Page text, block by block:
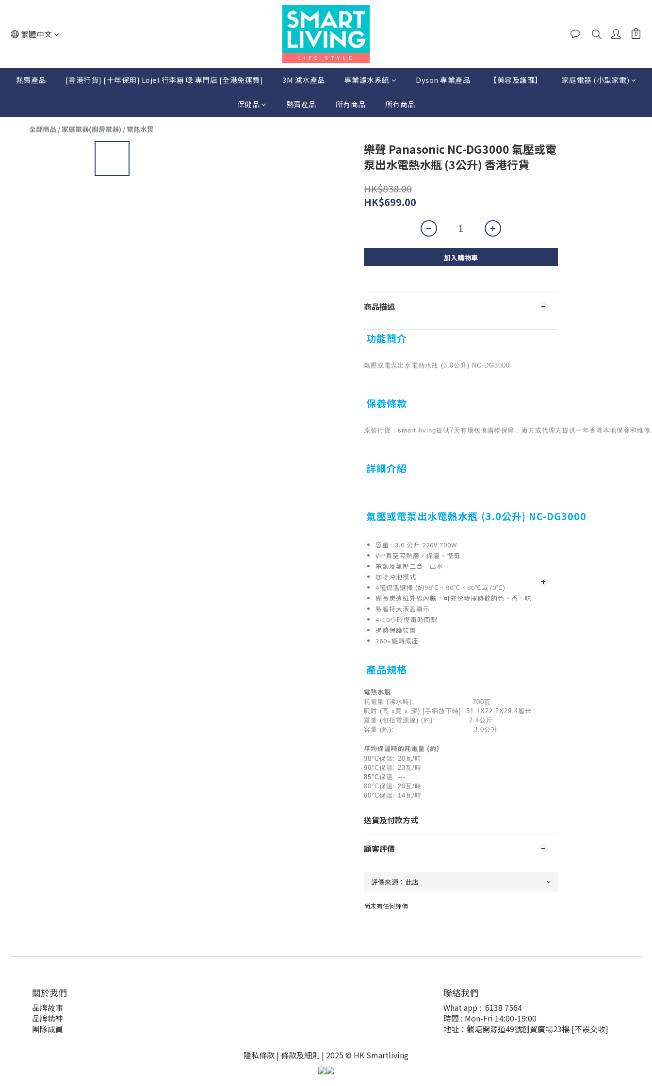
繁體中文
熱賣產品 [香港行貨] [十年保用] Lojel 行李箱 喼 專門店 [全港免運費] 3M 濾水產品 專業濾水系統 Dyson 專業產品 【美容及護理】 家庭電器 (小型家電)
保健品 熱賣產品 所有商品 所有商品
全部商品 / 家庭電器(廚房電器) / 電熱水煲
樂聲 Panasonic NC-DG3000 氣壓或電
泵出水電熱水瓶 (3公升) 香港行貨
HK$838.00
HK$699.00
加入購物車
商品描述
功能簡介
氣壓或電泵出水電熱水瓶 (3.0公升) NC-DG3000
保養條款
原裝行貨；smart living提供7天有壞包換購物保障；廠方或代理方提供一年香港本地保養和維修
詳細介紹
氣壓或電泵出水電熱水瓶 (3.0公升) NC-DG3000
容量 : 3.0 公升 220V 700W
VIP真空隔熱層，保溫、慳電
電動及氣壓二合一出水
咖啡沖泡模式
4種保溫選擇 (約98℃、90℃、80℃或70℃)
備長炭遠紅外線內膽，可充份發揮熱飲的色、香、味
易看特大液晶顯示
4-10小時慳電時間掣
過熱保護裝置
360∘旋轉底座
產品規格
電熱水瓶
耗電量 (沸水時): 700瓦
呎吋 (高 x寬 x 深) [手柄放下時]: 31.1X22.2X29.4厘米
重量 (包括電源線) (約): 2.4公斤
容量 (約): 3.0公升
平均保溫時的耗電量 (約)
98°C保溫: 28瓦/時
90°C保溫: 23瓦/時
85°C保溫: ---
80°C保溫: 20瓦/時
60°C保溫: 14瓦/時
送貨及付款方式
顧客評價
尚未有任何評價
關於我們
品牌故事
品牌精神
團隊成員
聯絡我們
What app : 6138 7564
時間 : Mon-Fri 14:00-19:00
地址：觀塘開源道49號創貿廣場23樓 [不設交收]
隱私條款 | 條款及細則 | 2025 © HK Smartliving